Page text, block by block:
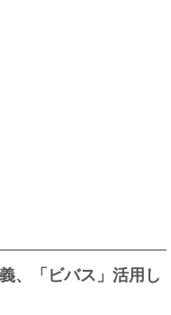
、「ビバス」活用し